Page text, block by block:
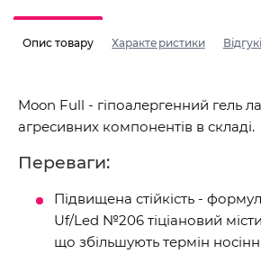
Опис товару Характеристики
Moon Full - гіпоалергенний гель
агресивних компонентів в складі.
Переваги:
Підвищена стійкість -
Uf/Led №206 тіціановий
що збільшують термін